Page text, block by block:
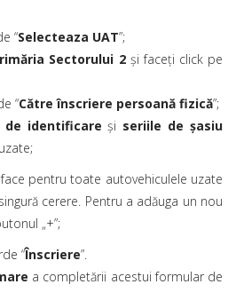
“Selecteaza UAT”;
Sectorului 2 și faceți click pe
“Către înscriere persoană fizică”;
de identificare și seriile de șasiu
pentru toate autovehiculele uzate
cerere. Pentru a adăuga un nou
„+”;
“Înscriere”.
a completării acestui formular de